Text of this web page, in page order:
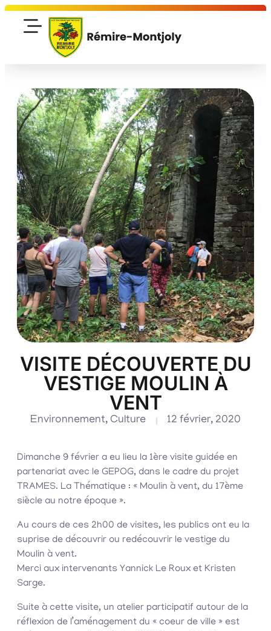
VISITE DÉCOUVERTE DU
VESTIGE MOULIN À
VENT
Environnement, Culture 12 février, 2020
Dimanche 9 février a eu lieu la 1ère visite guidée en
partenariat avec le GEPOG, dans le cadre du projet
TRAMES. La Thématique : « Moulin à vent, du 17ème
siècle au notre époque ».
Au cours de ces 2h00 de visites, les publics ont eu la
suprise de découvrir ou redécouvrir le vestige du
Moulin à vent.
Merci aux intervenants Yannick Le Roux et Kristen
Sarge.
Suite à cette visite, un atelier participatif autour de la
réflexion de l’aménagement du « coeur de ville » est